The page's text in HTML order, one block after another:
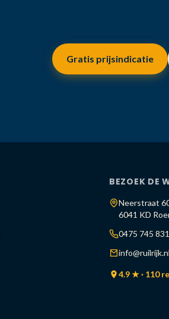
Gratis prijsindicatie
BEZOEK DE
Neerstraat
6041 KD
0475 745 831
info@ruilrijk.nl
4.9 ★ · 110